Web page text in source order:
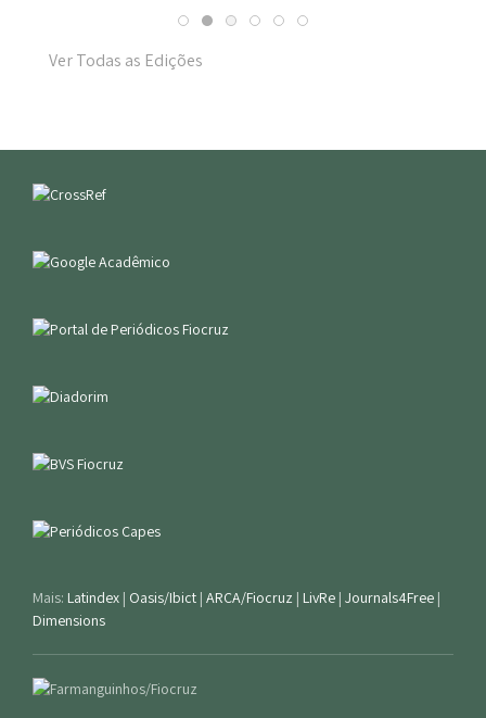
Ver Todas as Edições
Mais: Latindex | Oasis/Ibict | ARCA/Fiocruz | LivRe | Journals4Free |
Dimensions